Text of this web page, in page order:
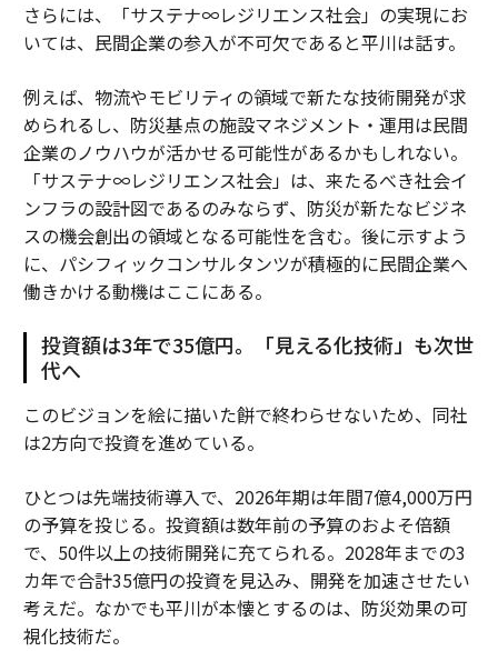
さらには、「サステナ∞レジリエンス社会」の実現にお
いては、民間企業の参入が不可欠であると平川は話す。
例えば、物流やモビリティの領域で新たな技術開発が求
められるし、防災基点の施設マネジメント・運用は民間
企業のノウハウが活かせる可能性があるかもしれない。
「サステナ∞レジリエンス社会」は、来たるべき社会イ
ンフラの設計図であるのみならず、防災が新たなビジネ
スの機会創出の領域となる可能性を含む。後に示すよう
に、パシフィックコンサルタンツが積極的に民間企業へ
働きかける動機はここにある。
投資額は3年で35億円。「見える化技術」も次世
代へ
このビジョンを絵に描いた餅で終わらせないため、同社
は2方向で投資を進めている。
ひとつは先端技術導入で、2026年期は年間7億4,000万円
の予算を投じる。投資額は数年前の予算のおよそ倍額
で、50件以上の技術開発に充てられる。2028年までの3
カ年で合計35億円の投資を見込み、開発を加速させたい
考えだ。なかでも平川が本懐とするのは、防災効果の可
視化技術だ。